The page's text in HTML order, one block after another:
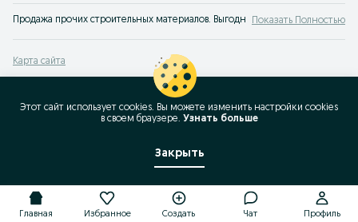
Продажа прочих строительных материалов. Выгодные предложения
Показать Полностью
Карта сайта
Карта бизнес-страницы
Популярные запросы
Главная Избранное Создать Чат Профиль
Этот сайт использует cookies. Вы можете изменить настройки cookies
в своeм браузере. Узнать больше
Закрыть